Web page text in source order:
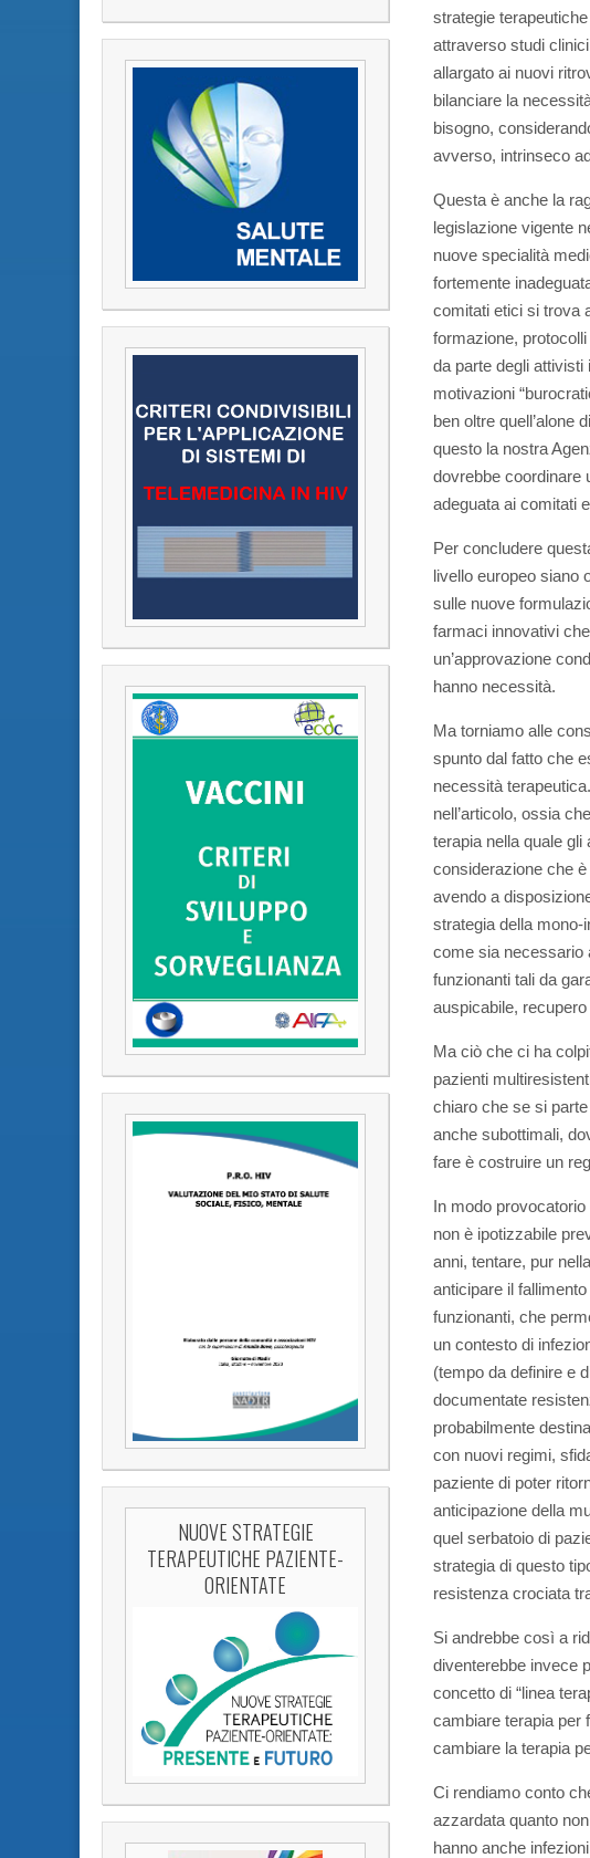
NUOVE STRATEGIE
TERAPEUTICHE PAZIENTE-
ORIENTATE
strategie
attraverso studi
allargato ai nuovi
bilanciare la
bisogno,
avverso, intrinseco
Questa è anche la
legislazione vigente
nuove specialità
fortemente
comitati etici si trova
formazione,
da parte degli
motivazioni
ben oltre quell’alone
questo la nostra
dovrebbe coordinare
adeguata ai comitati
Per concludere
livello europeo siano
sulle nuove
farmaci innovativi
un’approvazione
hanno necessità.
Ma torniamo alle
spunto dal fatto che
necessità
nell’articolo, ossia
terapia nella quale gli
considerazione che
avendo a
strategia della
come sia necessario
funzionanti tali da
auspicabile,
Ma ciò che ci ha
pazienti
chiaro che se si
anche subottimali,
fare è costruire un
In modo
non è ipotizzabile
anni, tentare, pur
anticipare il
funzionanti, che
un contesto di
(tempo da definire e
documentate
probabilmente
con nuovi regimi,
paziente di poter
anticipazione della
quel serbatoio di
strategia di questo
resistenza crociata
Si andrebbe così a
diventerebbe invece
concetto di “linea
cambiare terapia per
cambiare la terapia
Ci rendiamo conto
azzardata quanto
hanno anche